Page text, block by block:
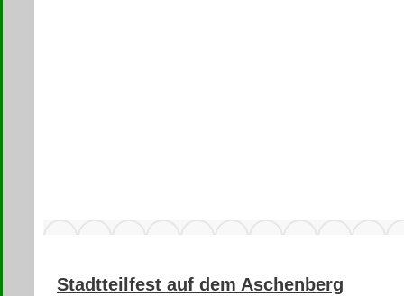
Stadtteilfest auf dem Aschenberg